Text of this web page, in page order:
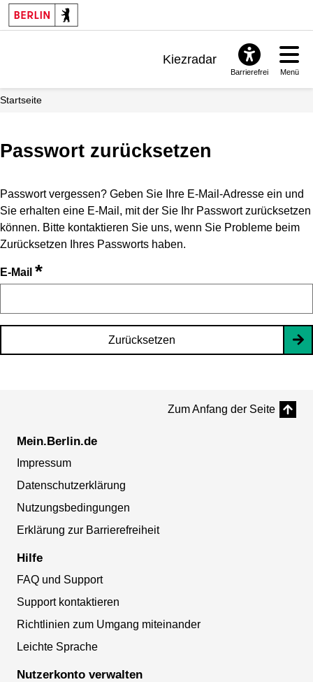
Kiezradar
Barrierefrei Menü
Startseite
Passwort zurücksetzen
Passwort vergessen? Geben Sie Ihre E-Mail-Adresse ein und
Sie erhalten eine E-Mail, mit der Sie Ihr Passwort zurücksetzen
können. Bitte kontaktieren Sie uns, wenn Sie Probleme beim
Zurücksetzen Ihres Passworts haben.
E-Mail *
Zurücksetzen
Zum Anfang der Seite
Mein.Berlin.de
Impressum
Datenschutzerklärung
Nutzungsbedingungen
Erklärung zur Barrierefreiheit
Hilfe
FAQ und Support
Support kontaktieren
Richtlinien zum Umgang miteinander
Leichte Sprache
Nutzerkonto verwalten